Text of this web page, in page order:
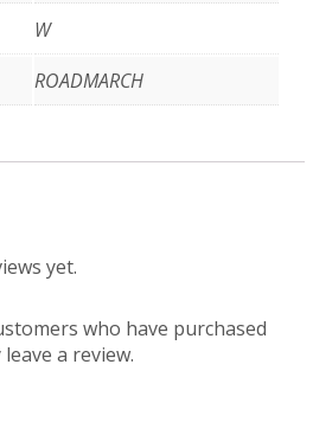
W
ROADMARCH
yet.
who have purchased
a review.